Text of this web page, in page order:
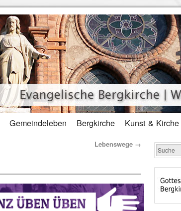
Gemeindeleben Bergkirche Kunst & Kirche
Lebenswege →